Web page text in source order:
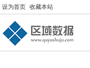
设为首页 收藏本站